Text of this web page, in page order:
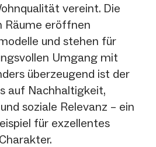
vereint. Die
Räume eröffnen
und stehen für
Umgang mit
überzeugend ist der
auf Nachhaltigkeit,
soziale Relevanz – ein
für exzellentes